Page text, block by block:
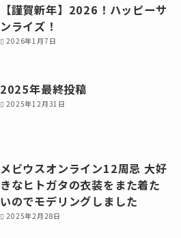
【謹賀新年】2026！ハッピーサ
ンライズ！
2026年1月7日
2025年最終投稿
2025年12月31日
メビウスオンライン12周忌 大好
きなヒトガタの衣装をまた着た
いのでモデリングしました
2025年2月28日